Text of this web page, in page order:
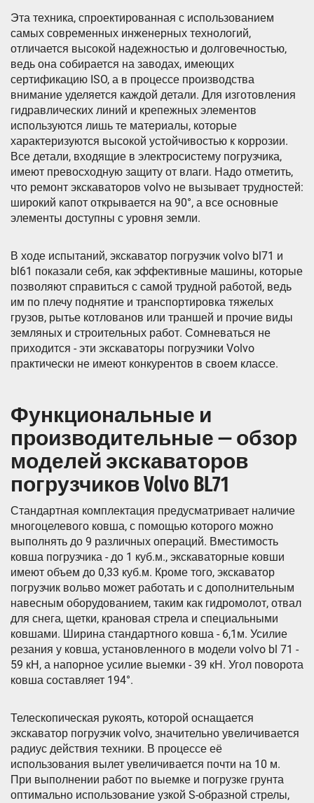
Эта техника, спроектированная с использованием
самых современных инженерных технологий,
отличается высокой надежностью и долговечностью,
ведь она собирается на заводах, имеющих
сертификацию ISO, а в процессе производства
внимание уделяется каждой детали. Для изготовления
гидравлических линий и крепежных элементов
используются лишь те материалы, которые
характеризуются высокой устойчивостью к коррозии.
Все детали, входящие в электросистему погрузчика,
имеют превосходную защиту от влаги. Надо отметить,
что ремонт экскаваторов volvo не вызывает трудностей:
широкий капот открывается на 90°, а все основные
элементы доступны с уровня земли.
В ходе испытаний, экскаватор погрузчик volvo bl71 и
bl61 показали себя, как эффективные машины, которые
позволяют справиться с самой трудной работой, ведь
им по плечу поднятие и транспортировка тяжелых
грузов, рытье котлованов или траншей и прочие виды
земляных и строительных работ. Сомневаться не
приходится - эти экскаваторы погрузчики Volvo
практически не имеют конкурентов в своем классе.
Функциональные и
производительные — обзор
моделей экскаваторов
погрузчиков Volvo BL71
Стандартная комплектация предусматривает наличие
многоцелевого ковша, с помощью которого можно
выполнять до 9 различных операций. Вместимость
ковша погрузчика - до 1 куб.м., экскаваторные ковши
имеют объем до 0,33 куб.м. Кроме того, экскаватор
погрузчик вольво может работать и с дополнительным
навесным оборудованием, таким как гидромолот, отвал
для снега, щетки, крановая стрела и специальными
ковшами. Ширина стандартного ковша - 6,1м. Усилие
резания у ковша, установленного в модели volvo bl 71 -
59 кН, а напорное усилие выемки - 39 кН. Угол поворота
ковша составляет 194°.
Телескопическая рукоять, которой оснащается
экскаватор погрузчик volvo, значительно увеличивается
радиус действия техники. В процессе её
использования вылет увеличивается почти на 10 м.
При выполнении работ по выемке и погрузке грунта
оптимально использование узкой S-образной стрелы,